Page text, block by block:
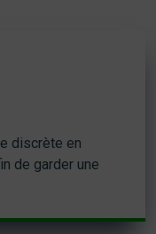
discrète en
de garder une